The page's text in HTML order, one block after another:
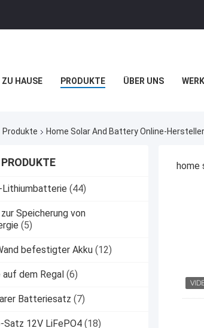
ZU HAUSE PRODUKTE ÜBER UNS
Produkte Home Solar And Battery Online-Hersteller
Lithiumbatterie (44)
Speicherung von
(5)
befestigter Akku (12)
dem Regal (6)
Batteriesatz (7)
Satz 12V LiFePO4 (18)
home